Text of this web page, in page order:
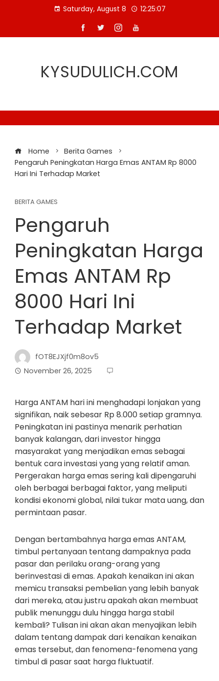
Saturday, August 8 12:25:07
KYSUDULICH.COM
Home
Berita Games
Pengaruh Peningkatan Harga Emas ANTAM Rp 8000
Hari Ini Terhadap Market
BERITA GAMES
Pengaruh
Peningkatan Harga
Emas ANTAM Rp
8000 Hari Ini
Terhadap Market
fOT8EJXjf0m8ov5
November 26, 2025
Harga ANTAM hari ini menghadapi lonjakan yang
signifikan, naik sebesar Rp 8.000 setiap gramnya.
Peningkatan ini pastinya menarik perhatian
banyak kalangan, dari investor hingga
masyarakat yang menjadikan emas sebagai
bentuk cara investasi yang yang relatif aman.
Pergerakan harga emas sering kali dipengaruhi
oleh berbagai berbagai faktor, yang meliputi
kondisi ekonomi global, nilai tukar mata uang, dan
permintaan pasar.
Dengan bertambahnya harga emas ANTAM,
timbul pertanyaan tentang dampaknya pada
pasar dan perilaku orang-orang yang
berinvestasi di emas. Apakah kenaikan ini akan
memicu transaksi pembelian yang lebih banyak
dari mereka, atau justru apakah akan membuat
publik menunggu dulu hingga harga stabil
kembali? Tulisan ini akan akan menyajikan lebih
dalam tentang dampak dari kenaikan kenaikan
emas tersebut, dan fenomena-fenomena yang
timbul di pasar saat harga fluktuatif.